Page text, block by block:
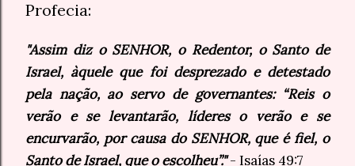
Profecia:
"Assim diz o SENHOR, o Redentor, o Santo de
Israel, àquele que foi desprezado e detestado
pela nação, ao servo de governantes: “Reis o
verão e se levantarão, líderes o verão e se
encurvarão, por causa do SENHOR, que é fiel, o
Santo de Israel, que o escolheu”."- Isaías 49:7